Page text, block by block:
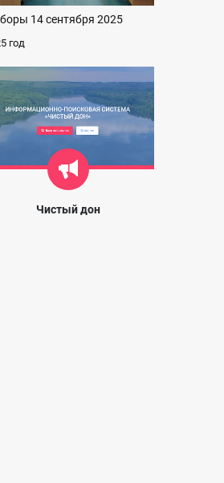
14 сентября 2025
год
Чистый дон